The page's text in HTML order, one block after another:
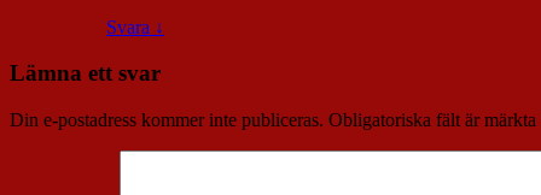
Svara ↓
Lämna ett svar
Din e-postadress kommer inte publiceras. Obligatoriska fält är märkta